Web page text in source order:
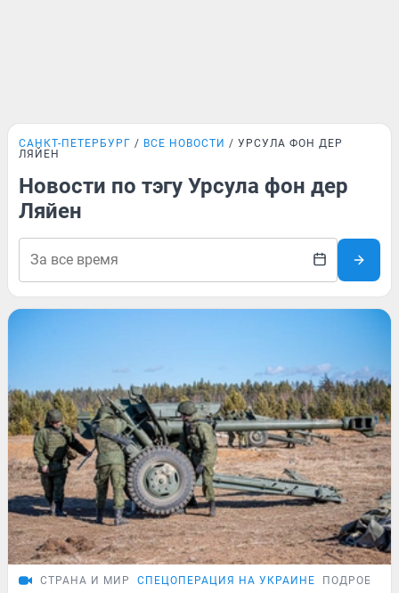
САНКТ-ПЕТЕРБУРГ ВСЕ НОВОСТИ
УРСУЛА ФОН ДЕР
ЛЯЙЕН
Новости по тэгу Урсула фон дер
Ляйен
СТРАНА И МИР СПЕЦОПЕРАЦИЯ НА УКРАИНЕ